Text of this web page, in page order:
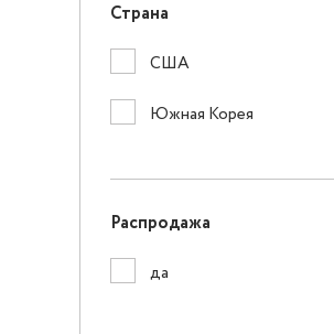
Страна
США
Южная Корея
Распродажа
да